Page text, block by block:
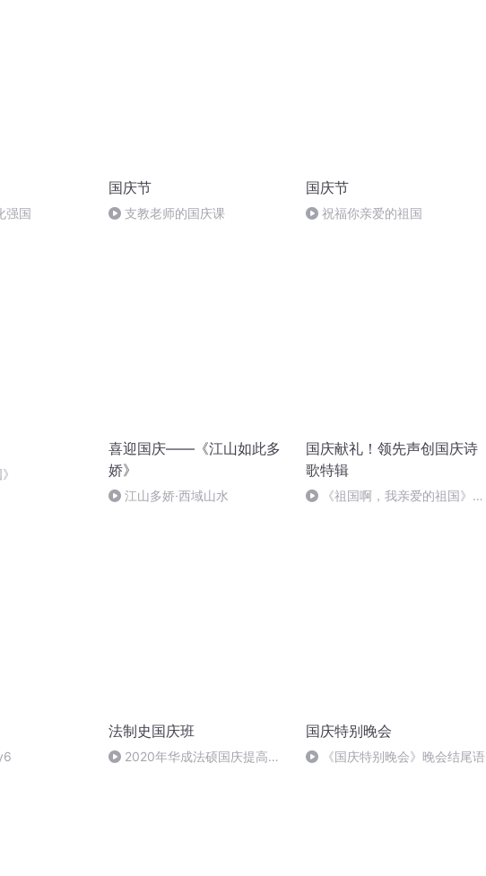
强国
国庆节
支教老师的国庆课
国庆节
祝福你亲爱的祖国
喜迎国庆——《江山如此多
娇》
江山多娇·西域山水
国庆献礼！领先声创国庆诗
歌特辑
《祖国啊，我亲爱的祖国》温
法制史国庆班
2020年华成法硕国庆提高班
国庆特别晚会
《国庆特别晚会》晚会结尾语